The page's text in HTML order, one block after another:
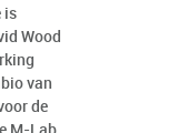
is
Wood
van
de